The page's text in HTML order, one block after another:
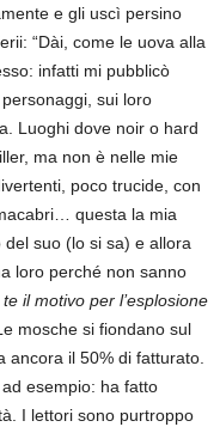
e gli uscì persino
“Dài, come le uova alla
infatti mi pubblicò
sui loro
Luoghi dove noir o hard
ma non è nelle mie
poco trucide, con
questa la mia
suo (lo si sa) e allora
loro perché non sanno
il motivo per l’esplosione
mosche si fiondano sul
ancora il 50% di fatturato.
esempio: ha fatto
I lettori sono purtroppo